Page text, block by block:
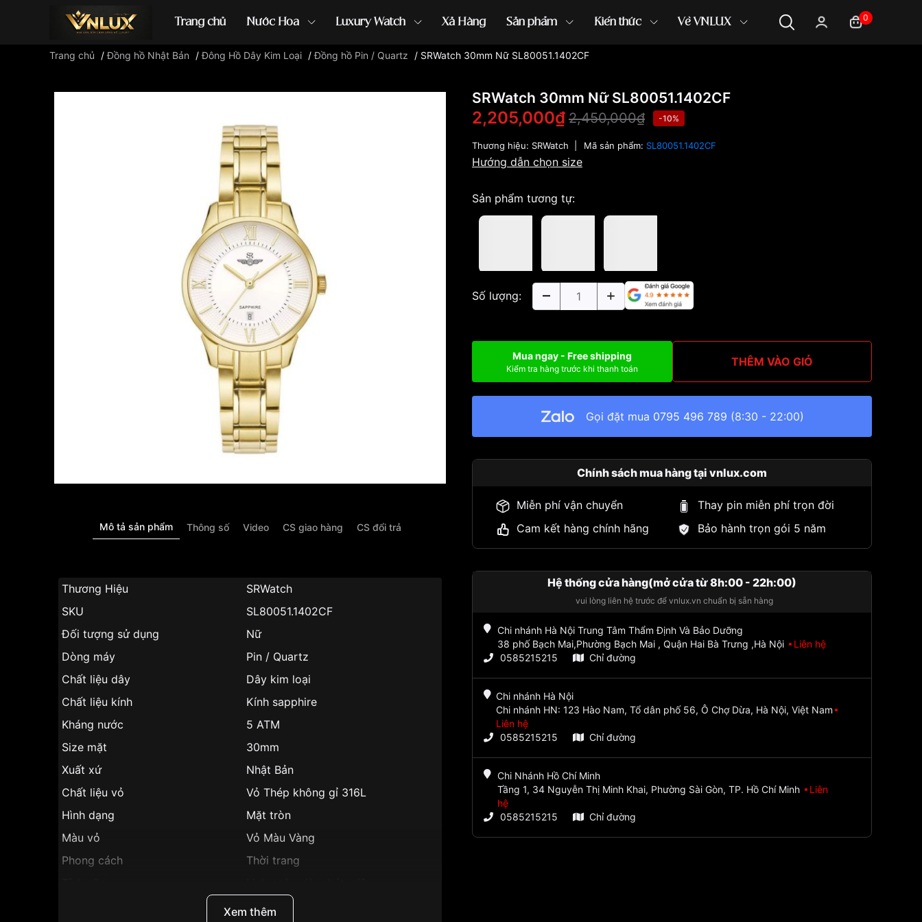
Trang chủ Nước Hoa Luxury Watch Xả Hàng Sản phẩm Kiến thức Về VNLUX 0
Đồng hồ casio đồng hồ G-Shock đồng hồ Orient ...
Trang chủ /Đồng hồ Nhật Bản /Đông Hồ Dây Kim Loại /Đồng hồ Pin / Quartz / SRWatch 30mm Nữ SL80051.1402CF
Mô tả sản phẩm Thông số Video CS giao hàng CS đổi trả
Thương Hiệu
SRWatch
SKU
SL80051.1402CF
Đối tượng sử dụng
Nữ
Dòng máy
Pin / Quartz
Chất liệu dây
Dây kim loại
Chất liệu kính
Kính sapphire
Kháng nước
5 ATM
Size mặt
30mm
Xuất xứ
Nhật Bản
Chất liệu vỏ
Vỏ Thép không gỉ 316L
Hình dạng
Mặt tròn
Màu vỏ
Vỏ Màu Vàng
Phong cách
Thời trang
6mm
Xem thêm
SRWatch 30mm Nữ SL80051.1402CF
2,205,000₫ 2,450,000₫ -10%
Thương hiệu: SRWatch Mã sản phẩm: SL80051.1402CF
Hướng dẫn chọn size
Sản phẩm tương tự:
Số lượng:
Mua ngay - Free shipping
Kiểm tra hàng trước khi thanh toán THÊM VÀO GIỎ
Gọi đặt mua 0795 496 789 (8:30 - 22:00)
Chính sách mua hàng tại vnlux.com
Miễn phí vận chuyển
Thay pin miễn phí trọn đời
Cam kết hàng chính hãng
Bảo hành trọn gói 5 năm
Hệ thống cửa hàng(mở cửa từ 8h:00 - 22h:00)
vui lòng liên hệ trước để vnlux.vn chuẩn bị sẵn hàng
Chi nhánh Hà Nội Trung Tâm Thẩm Định Và Bảo Dưỡng
38 phố Bạch Mai,Phường Bạch Mai , Quận Hai Bà Trưng ,Hà Nội
Liên hệ
0585215215
Chỉ đường
Chi nhánh Hà Nội
Chi nhánh HN: 123 Hào Nam, Tổ dân phố 56, Ô Chợ Dừa, Hà Nội, Việt Nam
Liên hệ
0585215215
Chỉ đường
Chi Nhánh Hồ Chí Minh
Tầng 1, 34 Nguyễn Thị Minh Khai, Phường Sài Gòn, TP. Hồ Chí Minh
Liên
hệ
0585215215
Chỉ đường